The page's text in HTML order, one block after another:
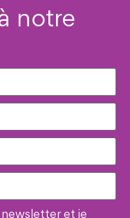
notre
et je